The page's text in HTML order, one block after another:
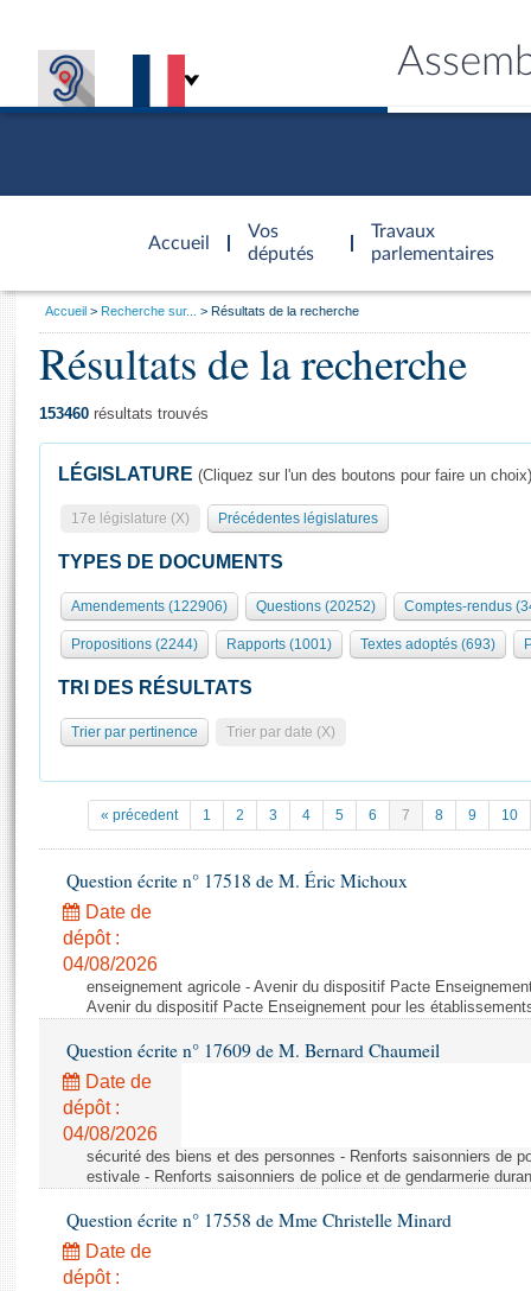
Accueil
d'accueil
Vos
députés
Travaux
parlementaires
Présidence
577 députés
Groupes politiques
Séance publique
Commissions et autres organes
Europe et International
Pétitions
Projets de loi
Propositions de loi
Amendements
Textes adoptés
Rapports législatifs
Rapports sur l'application des lois
Baromètre de l’application des lois
Dossiers législatifs
Budget et sécurité sociale
Questions écrites et orales
Général
Rôle et pouvoirs de l'Assemblée
Organisation de l'Assemblée
Présidence Conférence des Présidents Bureau Collège des
Statistiques et chiffres clés
Documents de référence
( Constitution | Règlement de l'Assemblée ... )
Histoire
Juniors
Anciennes législatures
Visiter l'Assemblée
Visite virtuelle du palais Bourbon
Assister à une séance
La Bibliothèque
Contacts et plan d'accès
Photos libres de droit
Vous
Accueil Recherche sur... Résultats de la recherche
Résultats de la recherche
153460 résultats trouvés
LÉGISLATURE (Cliquez sur l'un des boutons pour faire un choix)
17e législature (X) Précédentes législatures
TYPES DE DOCUMENTS
Amendements (122906) Questions (20252) Comptes-rendus
Propositions (2244) Rapports (1001) Textes adoptés (693)
TRI DES RÉSULTATS
Trier par pertinence Trier par date (X)
« précedent 1 2 3 4 5 6 7 8 9 10
Question écrite n° 17518 de M. Éric Michoux
Date de
dépôt :
04/08/2026
enseignement agricole - Avenir du dispositif Pacte
Avenir du dispositif Pacte Enseignement pour les
Question écrite n° 17609 de M. Bernard Chaumeil
Date de
dépôt :
04/08/2026
sécurité des biens et des personnes - Renforts saisonniers de
estivale - Renforts saisonniers de police et de gendarmerie
Question écrite n° 17558 de Mme Christelle Minard
Date de
dépôt :